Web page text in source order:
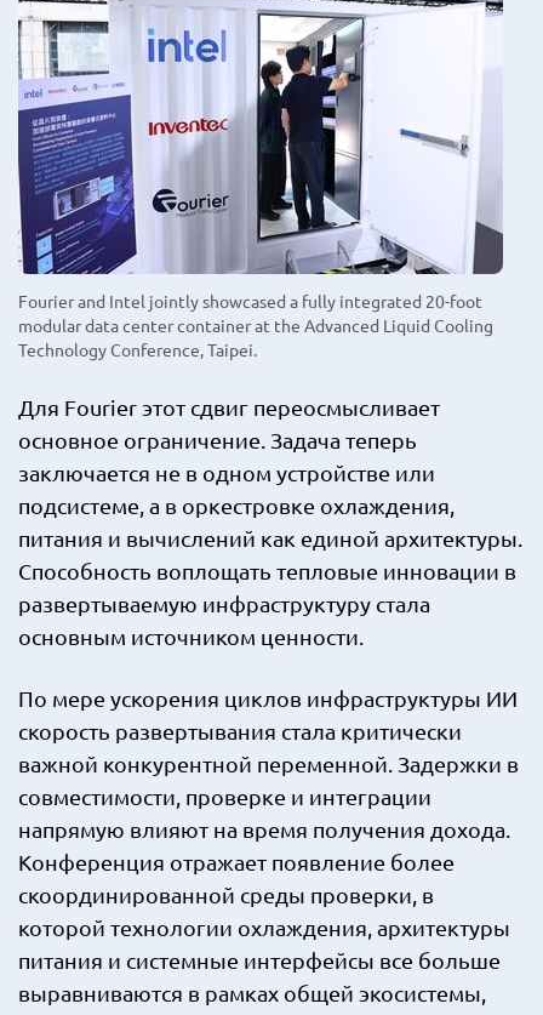
Fourier and Intel jointly showcased a fully integrated 20-foot
modular data center container at the Advanced Liquid Cooling
Technology Conference, Taipei.
Для Fourier этот сдвиг переосмысливает
основное ограничение. Задача теперь
заключается не в одном устройстве или
подсистеме, а в оркестровке охлаждения,
питания и вычислений как единой архитектуры.
Способность воплощать тепловые инновации в
развертываемую инфраструктуру стала
основным источником ценности.
По мере ускорения циклов инфраструктуры ИИ
скорость развертывания стала критически
важной конкурентной переменной. Задержки в
совместимости, проверке и интеграции
напрямую влияют на время получения дохода.
Конференция отражает появление более
скоординированной среды проверки, в
которой технологии охлаждения, архитектуры
питания и системные интерфейсы все больше
выравниваются в рамках общей экосистемы,